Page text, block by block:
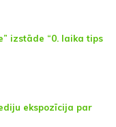
izstāde “0. laika tips
ekspozīcija par